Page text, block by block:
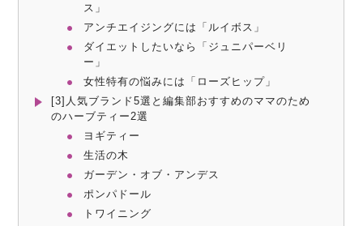
ス」
アンチエイジングには「ルイボス」
ダイエットしたいなら「ジュニパーベリ
ー」
女性特有の悩みには「ローズヒップ」
[3]人気ブランド5選と編集部おすすめのママのため
のハーブティー2選
ヨギティー
生活の木
ガーデン・オブ・アンデス
ポンパドール
トワイニング